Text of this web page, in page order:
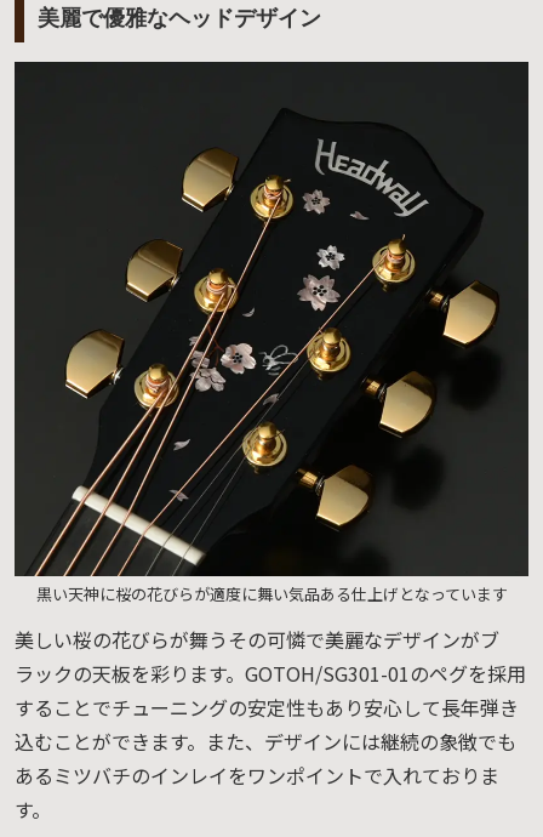
美麗で優雅なヘッドデザイン
黒い天神に桜の花びらが適度に舞い気品ある仕上げとなっています
美しい桜の花びらが舞うその可憐で美麗なデザインがブ
ラックの天板を彩ります。GOTOH/SG301-01のペグを採用
することでチューニングの安定性もあり安心して長年弾き
込むことができます。また、デザインには継続の象徴でも
あるミツバチのインレイをワンポイントで入れておりま
す。